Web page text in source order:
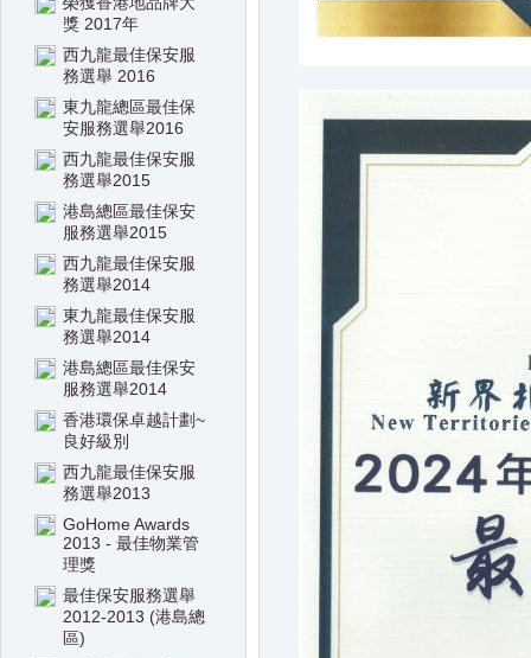
獎 2017年
西九龍最佳保安服
務選舉 2016
東九龍總區最佳保
安服務選舉2016
西九龍最佳保安服
務選舉2015
港島總區最佳保安
服務選舉2015
西九龍最佳保安服
務選舉2014
東九龍最佳保安服
務選舉2014
港島總區最佳保安
服務選舉2014
香港環保卓越計劃~
良好級別
西九龍最佳保安服
務選舉2013
GoHome Awards
2013 - 最佳物業管
理獎
最佳保安服務選舉
2012-2013 (港島總
區)